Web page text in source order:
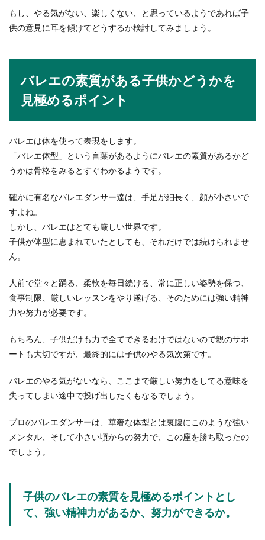
もし、やる気がない、楽しくない、と思っているようであれば子
供の意見に耳を傾けてどうするか検討してみましょう。
バレエの素質がある子供かどうかを
見極めるポイント
バレエは体を使って表現をします。
「バレエ体型」という言葉があるようにバレエの素質があるかど
うかは骨格をみるとすぐわかるようです。
確かに有名なバレエダンサー達は、手足が細長く、顔が小さいで
すよね。
しかし、バレエはとても厳しい世界です。
子供が体型に恵まれていたとしても、それだけでは続けられませ
ん。
人前で堂々と踊る、柔軟を毎日続ける、常に正しい姿勢を保つ、
食事制限、厳しいレッスンをやり遂げる、そのためには強い精神
力や努力が必要です。
もちろん、子供だけも力で全てできるわけではないので親のサポ
ートも大切ですが、最終的には子供のやる気次第です。
バレエのやる気がないなら、ここまで厳しい努力をしてる意味を
失ってしまい途中で投げ出したくもなるでしょう。
プロのバレエダンサーは、華奢な体型とは裏腹にこのような強い
メンタル、そして小さい頃からの努力で、この座を勝ち取ったの
でしょう。
子供のバレエの素質を見極めるポイントとし
て、強い精神力があるか、努力ができるか。